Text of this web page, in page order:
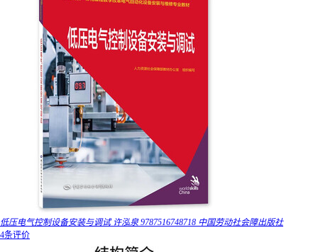
低压电气控制设备安装与调试 许泓泉 9787516748718 中国劳动社会障出版社
4条评价